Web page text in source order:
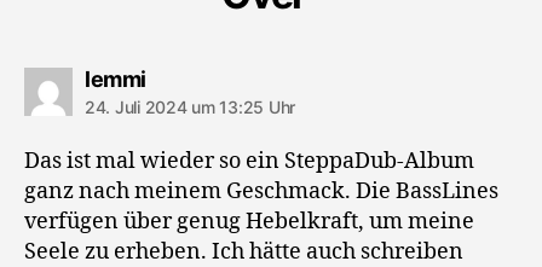
lemmisagt:
24. Juli 2024 um 13:25 Uhr
Das ist mal wieder so ein SteppaDub-Album
ganz nach meinem Geschmack. Die BassLines
verfügen über genug Hebelkraft, um meine
Seele zu erheben. Ich hätte auch schreiben